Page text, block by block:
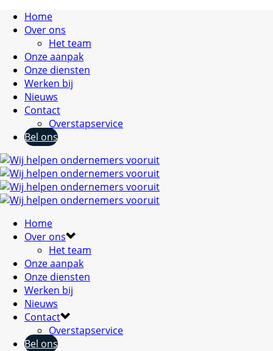
Home
Over ons
Het team
Onze aanpak
Onze diensten
Werken bij
Nieuws
Contact
Overstapservice
Bel ons
Home
Over ons
Het team
Onze aanpak
Onze diensten
Werken bij
Nieuws
Contact
Overstapservice
Bel ons